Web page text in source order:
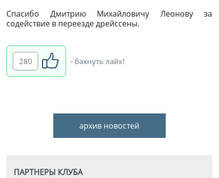
Спасибо Дмитрию Михайловичу Леонову за
содействие в переезде дрейссены.
280 - бахнуть лайк!
архив новостей
ПАРТНЕРЫ КЛУБА